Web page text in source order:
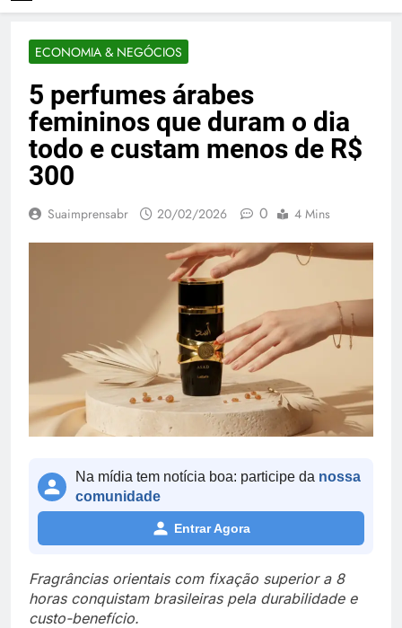
ECONOMIA & NEGÓCIOS
5 perfumes árabes
femininos que duram o dia
todo e custam menos de R$
300
Suaimprensabr 20/02/2026 0 4 Mins
Na mídia tem notícia boa: participe da nossa
comunidade
Entrar Agora
Fragrâncias orientais com fixação superior a 8
horas conquistam brasileiras pela durabilidade e
custo-benefício.